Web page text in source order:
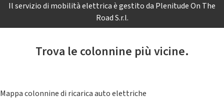
Il servizio di mobilità elettrica è gestito da Plenitude On The
Road S.r.l.
Trova le colonnine più vicine.
Mappa colonnine di ricarica auto elettriche